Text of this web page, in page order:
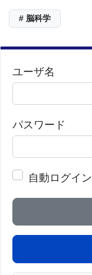
# 脳科学
ユーザ名
パスワード
自動ログイン